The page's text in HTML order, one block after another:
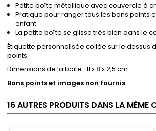
Petite boîte métallique avec couvercle à
Pratique pour ranger tous les bons points
enfant
La petite boîte se glisse très bien dans le
Étiquette personnalisée collée sur le dessus
points
Dimensions de la boite : 11 x 8 x 2,5 cm
Bons points et images non fournis
16 AUTRES PRODUITS DANS LA MÊME